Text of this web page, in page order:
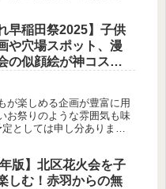
早稲田祭2025】子供
や穴場スポット、漫
の似顔絵が神コス
が楽しめる企画が豊富に用
お祭りのような雰囲気も味
としては申し分ありませ
年版】北区花火会を子
しむ！赤羽からの無